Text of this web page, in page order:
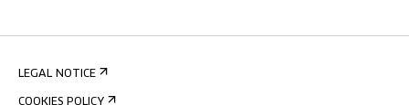
LEGAL NOTICE
COOKIES POLICY